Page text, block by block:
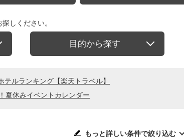
しください。
目的から探す
ルランキング【楽天トラベル】
夏休みイベントカレンダー
もっと詳しい条件で絞り込む